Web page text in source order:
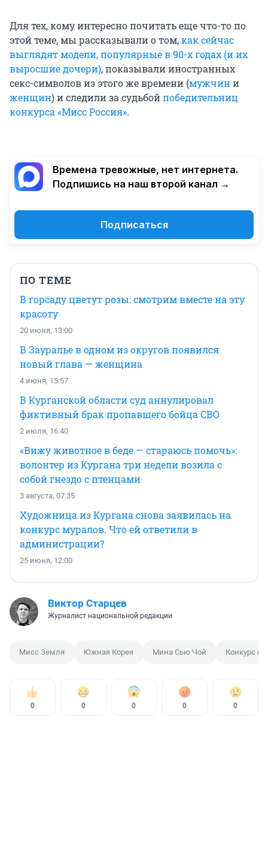
Для тех, кому интересно почитать еще что-то по
этой теме, мы рассказывали о том,как сейчас
выглядят модели, популярные в 90-х годах (и их
выросшие дочери), показывали иностранных
секс-символов из этого же времени (мужчини
женщин) и следили за судьбойпобедительниц
конкурса «Мисс Россия».
Времена тревожные, нет интернета.
Подпишись на наш второй канал →
Подписаться
ПО ТЕМЕ
В горсаду цветут розы: смотрим вместе на эту
красоту
20 июня, 13:00
В Зауралье в одном из округов появился
новый глава — женщина
4 июня, 15:57
В Курганской области суд аннулировал
фиктивный брак пропавшего бойца СВО
2 июля, 16:40
«Вижу животное в беде — стараюсь помочь»:
волонтер из Кургана три недели возила с
собой гнездо с птенцами
3 августа, 07:35
Художница из Кургана снова заявилась на
конкурс муралов. Что ей ответили в
администрации?
25 июня, 12:00
Виктор Старцев
Журналист национальной редакции
Мисс Земля Южная Корея Мина Сью Чой Конкурс
0 0 0 0 0